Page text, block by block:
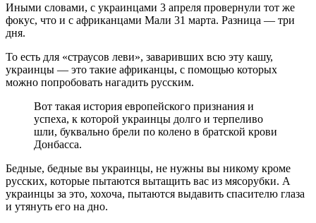
Иными словами, с украинцами 3 апреля провернули тот же
фокус, что и с африканцами Мали 31 марта. Разница — три
дня.
То есть для «страусов леви», заваривших всю эту кашу,
украинцы — это такие африканцы, с помощью которых
можно попробовать нагадить русским.
Вот такая история европейского признания и
успеха, к которой украинцы долго и терпеливо
шли, буквально брели по колено в братской крови
Донбасса.
Бедные, бедные вы украинцы, не нужны вы никому кроме
русских, которые пытаются вытащить вас из мясорубки. А
украинцы за это, хохоча, пытаются выдавить спасителю глаза
и утянуть его на дно.